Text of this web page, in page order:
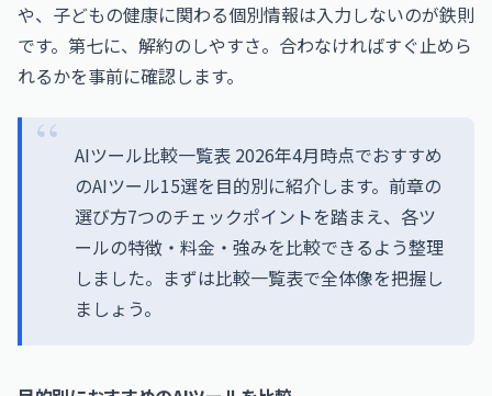
や、子どもの健康に関わる個別情報は入力しないのが鉄則
です。第七に、解約のしやすさ。合わなければすぐ止めら
れるかを事前に確認します。
AIツール比較一覧表 2026年4月時点でおすすめ
のAIツール15選を目的別に紹介します。前章の
選び方7つのチェックポイントを踏まえ、各ツ
ールの特徴・料金・強みを比較できるよう整理
しました。まずは比較一覧表で全体像を把握し
ましょう。